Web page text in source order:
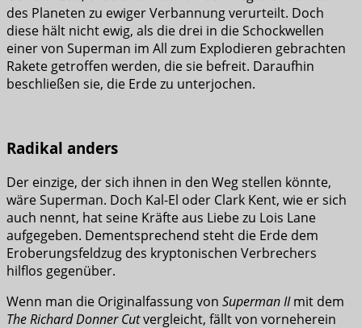
des Planeten zu ewiger Verbannung verurteilt. Doch
diese hält nicht ewig, als die drei in die Schockwellen
einer von Superman im All zum Explodieren gebrachten
Rakete getroffen werden, die sie befreit. Daraufhin
beschließen sie, die Erde zu unterjochen.
Radikal anders
Der einzige, der sich ihnen in den Weg stellen könnte,
wäre Superman. Doch Kal-El oder Clark Kent, wie er sich
auch nennt, hat seine Kräfte aus Liebe zu Lois Lane
aufgegeben. Dementsprechend steht die Erde dem
Eroberungsfeldzug des kryptonischen Verbrechers
hilflos gegenüber.
Wenn man die Originalfassung von Superman IImit dem
The Richard Donner Cutvergleicht, fällt von vorneherein